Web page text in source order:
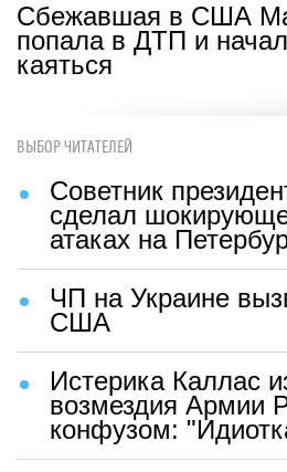
Сбежавшая в США
попала в ДТП и
каяться
ВЫБОР ЧИТАТЕЛЕЙ
Советник
сделал
атаках на
ЧП на Украине
США
Истерика Каллас
возмездия Армии
конфузом: